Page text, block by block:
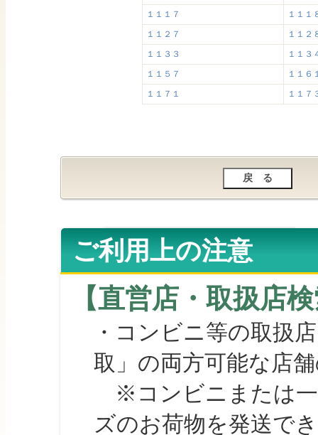
１１１７
１１１
１１２７
１１２
１１３３
１１３
１１５７
１１６
１１７１
１１７
ご利用上の注意
【直営店・取扱店
・コンビニ等の取扱
取」の両方可能な店
※コンビニまたは一
ズのお荷物を発送で